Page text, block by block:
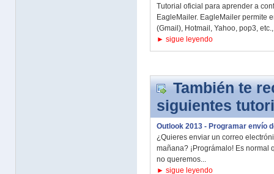
Tutorial oficial para aprender a
EagleMailer. EagleMailer permite
(Gmail), Hotmail, Yahoo, pop3,
► sigue leyendo
También te
siguientes
Outlook 2013 - Programar envío
¿Quieres enviar un correo
mañana? ¡Prográmalo! Es normal
no queremos...
► sigue leyendo